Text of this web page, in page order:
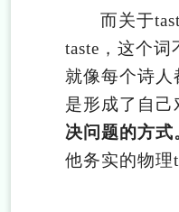
而关于
taste，这个
就像每个诗
是形成了自己
决问题的方式
他务实的物理